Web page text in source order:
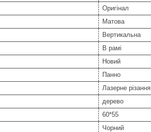
Оригінал
Матова
Вертикальна
В рамі
Новий
Панно
Лазерне різання
дерево
60*55
Чорний